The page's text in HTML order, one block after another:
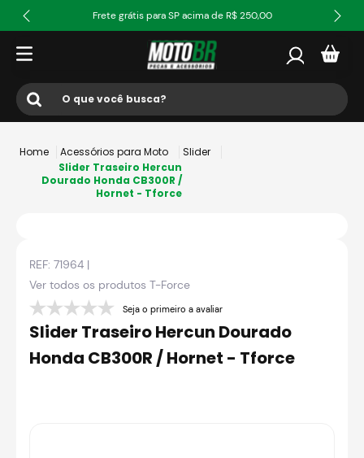
Frete grátis para SP acima de R$ 250,00
O que você busca?
ls2
5º jaqueta
6 º bau
7º axxis fenix
8º capacete aberto
Acessórios para Moto
Slider
Slider Traseiro Hercun
Dourado Honda CB300R /
Hornet - Tforce
REF: 71964 |
Ver todos os produtos T-Force
Seja o primeiro a avaliar
Slider Traseiro Hercun Dourado
Honda CB300R / Hornet - Tforce